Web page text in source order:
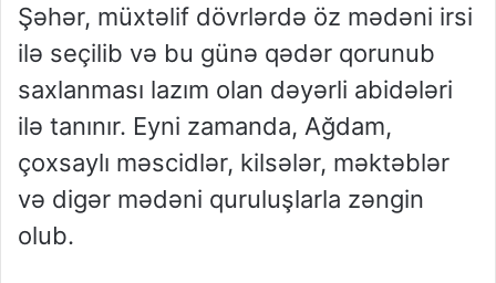
Şəhər, müxtəlif dövrlərdə öz mədəni irsi
ilə seçilib və bu günə qədər qorunub
saxlanması lazım olan dəyərli abidələri
ilə tanınır. Eyni zamanda, Ağdam,
çoxsaylı məscidlər, kilsələr, məktəblər
və digər mədəni quruluşlarla zəngin
olub.